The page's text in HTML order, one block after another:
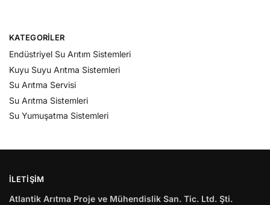
KATEGORILER
Endüstriyel Su Arıtım Sistemleri
Kuyu Suyu Arıtma Sistemleri
Su Arıtma Servisi
Su Arıtma Sistemleri
Su Yumuşatma Sistemleri
İLETIŞIM
Atlantik Arıtma Proje ve Mühendislik San. Tic. Ltd. Şti.